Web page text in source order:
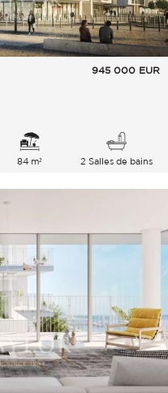
945 000 EUR
84 m² 2 Salles de bains